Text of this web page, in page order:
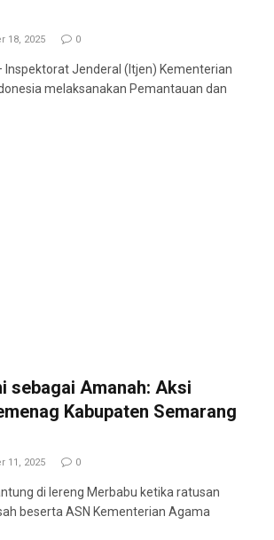
18, 2025 0
Inspektorat Jenderal (Itjen) Kementerian
melaksanakan Pemantauan dan
sebagai Amanah: Aksi
Kabupaten Semarang
11, 2025 0
di lereng Merbabu ketika ratusan
beserta ASN Kementerian Agama